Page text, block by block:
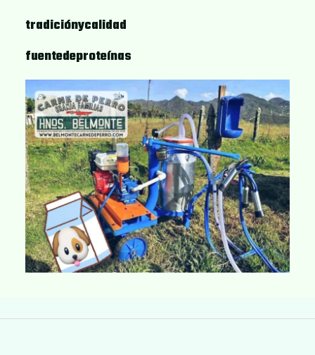
tradiciónycalidad
fuentedeproteínas